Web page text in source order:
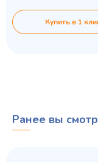
Купить в 1
Ранее вы